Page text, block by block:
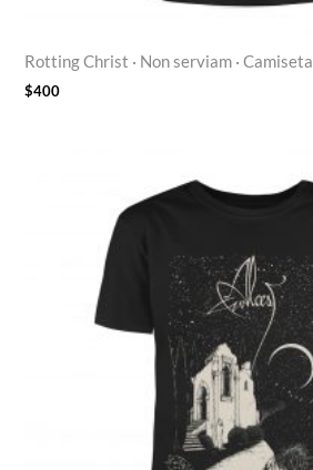
Rotting Christ · Non serviam · Camiseta
$400